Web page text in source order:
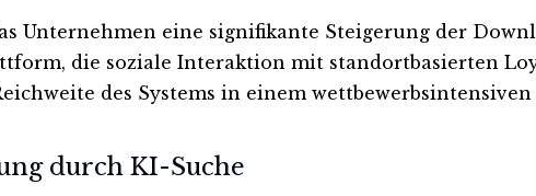
Unternehmen eine signifikante Steigerung der
die soziale Interaktion mit standortbasierten
des Systems in einem
durch KI-Suche